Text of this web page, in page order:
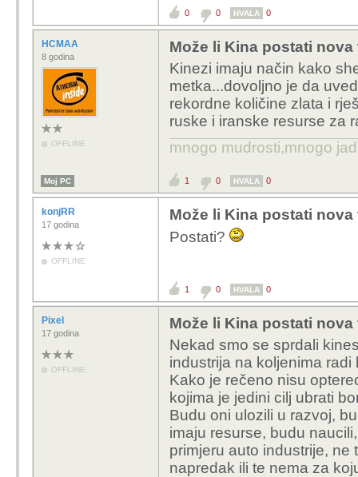
0 0 HVALA 0
HCMAA
8 godina
OFFLINE
Može li Kina postati
Kinezi imaju način kako
metka...dovoljno je da
rekordne količine zlata i
ruske i iranske resurse za
mnogo mudrosti,mnogo
Moj PC 1 0 HVALA 0
konjRR
17 godina
OFFLINE
Može li Kina postati
Postati?
1 0 HVALA 0
Pixel
17 godina
OFFLINE
Može li Kina postati
Nekad smo se sprdali
industrija na koljenima
Kako je rečeno nisu
kojima je jedini cilj ubrati
Budu oni ulozili u razvoj,
imaju resurse, budu
primjeru auto industrije,
napredak ili te nema za